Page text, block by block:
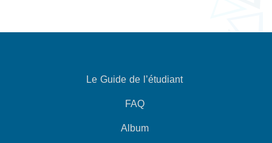
Le Guide de l’étudiant
FAQ
Album